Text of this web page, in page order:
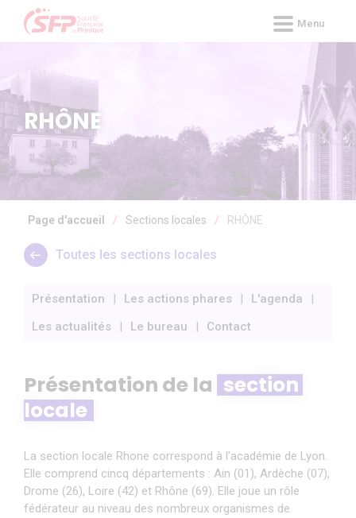
Panneau de gestion des cookies
Menu
RHÔNE
Page d'accueil / Sections locales / RHÔNE
Toutes les sections locales
Présentation Les actions phares
L'agenda
Les actualités
Le bureau Contact
Présentation de la section
locale
La section locale Rhone correspond à l’académie de Lyon.
Elle comprend cincq départements : Ain (01), Ardèche (07),
Drome (26), Loire (42) et Rhône (69). Elle joue un rôle
fédérateur au niveau des nombreux organismes de